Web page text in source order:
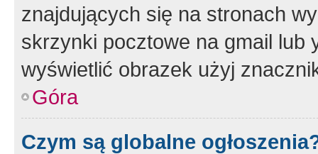
znajdujących się na stronach
skrzynki pocztowe na gmail lub
wyświetlić obrazek użyj
Góra
Czym są globalne